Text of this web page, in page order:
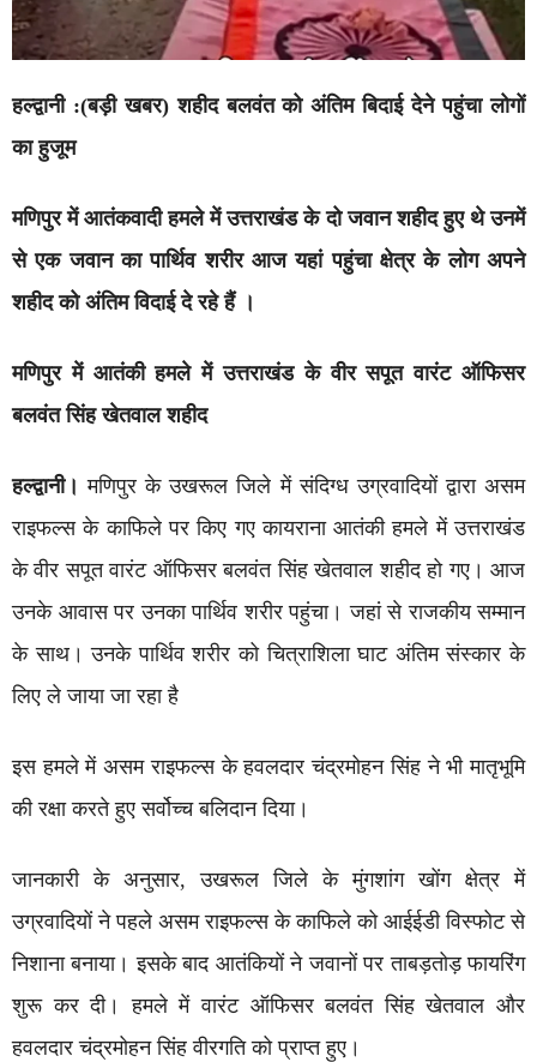
हल्द्वानी :(बड़ी खबर) शहीद बलवंत को अंतिम बिदाई देने पहुंचा लोगों
का हुजूम
मणिपुर में आतंकवादी हमले में उत्तराखंड के दो जवान शहीद हुए थे उनमें
से एक जवान का पार्थिव शरीर आज यहां पहुंचा क्षेत्र के लोग अपने
शहीद को अंतिम विदाई दे रहे हैं ।
मणिपुर में आतंकी हमले में उत्तराखंड के वीर सपूत वारंट ऑफिसर
बलवंत सिंह खेतवाल शहीद
हल्द्वानी। मणिपुर के उखरूल जिले में संदिग्ध उग्रवादियों द्वारा असम
राइफल्स के काफिले पर किए गए कायराना आतंकी हमले में उत्तराखंड
के वीर सपूत वारंट ऑफिसर बलवंत सिंह खेतवाल शहीद हो गए। आज
उनके आवास पर उनका पार्थिव शरीर पहुंचा। जहां से राजकीय सम्मान
के साथ। उनके पार्थिव शरीर को चित्राशिला घाट अंतिम संस्कार के
लिए ले जाया जा रहा है
इस हमले में असम राइफल्स के हवलदार चंद्रमोहन सिंह ने भी मातृभूमि
की रक्षा करते हुए सर्वोच्च बलिदान दिया।
जानकारी के अनुसार, उखरूल जिले के मुंगशांग खोंग क्षेत्र में
उग्रवादियों ने पहले असम राइफल्स के काफिले को आईईडी विस्फोट से
निशाना बनाया। इसके बाद आतंकियों ने जवानों पर ताबड़तोड़ फायरिंग
शुरू कर दी। हमले में वारंट ऑफिसर बलवंत सिंह खेतवाल और
हवलदार चंद्रमोहन सिंह वीरगति को प्राप्त हुए।